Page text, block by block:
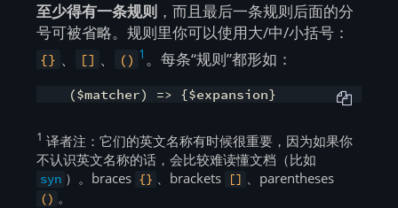
至少得有一条规则，而且最后一条规则后面的分
号可被省略。规则里你可以使用大/中/小括号：
{} 、 [] 、 () 1 。每条“规则”都形如：
1 译者注：它们的英文名称有时候很重要，因为如果你
不认识英文名称的话，会比较难读懂文档（比如
syn ）。braces {} 、brackets [] 、parentheses
() 。